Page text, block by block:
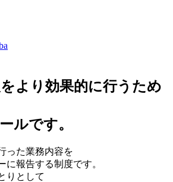
より効果的に行うため
ルです。
った業務内容を
に報告する制度です。
りとして